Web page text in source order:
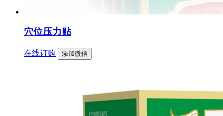
穴位压力贴
在线订购 添加微信